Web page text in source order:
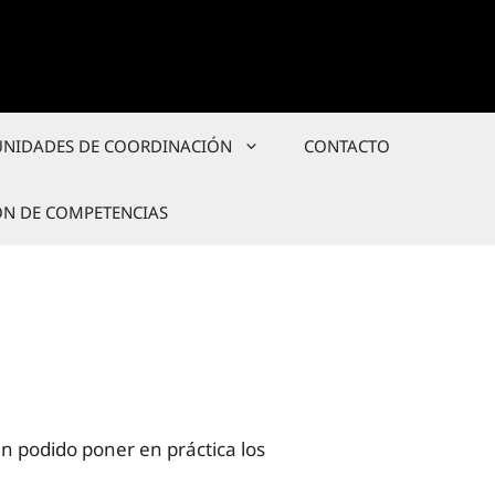
DE COORDINACIÓN CONTACTO
DE COMPETENCIAS
podido poner en práctica los